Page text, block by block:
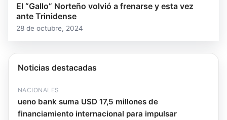
El “Gallo” Norteño volvió a frenarse y esta vez
ante Trinidense
28 de octubre, 2024
Noticias destacadas
NACIONALES
ueno bank suma USD 17,5 millones de
financiamiento internacional para impulsar